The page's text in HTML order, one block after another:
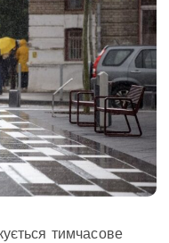
тимчасове